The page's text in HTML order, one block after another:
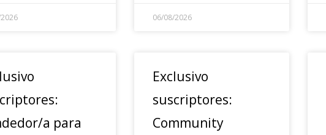
06/08/2026
a para
Exclusivo
suscriptores:
Community